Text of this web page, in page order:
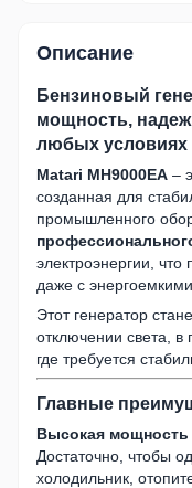
Описание
Бензиновый
мощность,
любых условиях
Matari MH9000EA –
созданная для
промышленного
электроэнергии,
даже с
Этот генератор
отключении света, в
где требуется
Главные
Высокая мощность
Достаточно, чтобы
холодильник,